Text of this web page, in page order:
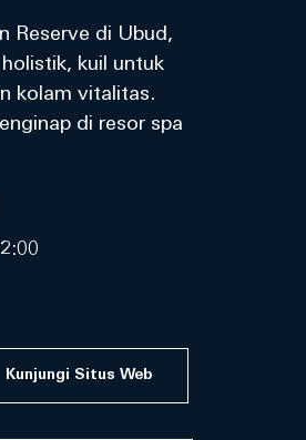
Reserve di Ubud,
kuil untuk
kolam vitalitas.
di resor spa
Kunjungi Situs Web